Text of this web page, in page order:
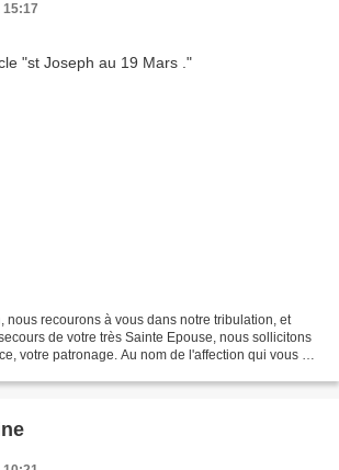
15:17
nous recourons à vous dans notre tribulation, et
de votre très Sainte Epouse, nous sollicitons
votre patronage. Au nom de l'affection qui vous a